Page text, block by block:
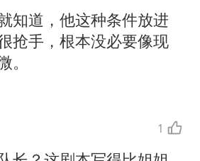
知道，他这种条件放进
抢手，根本没必要像现
。
1